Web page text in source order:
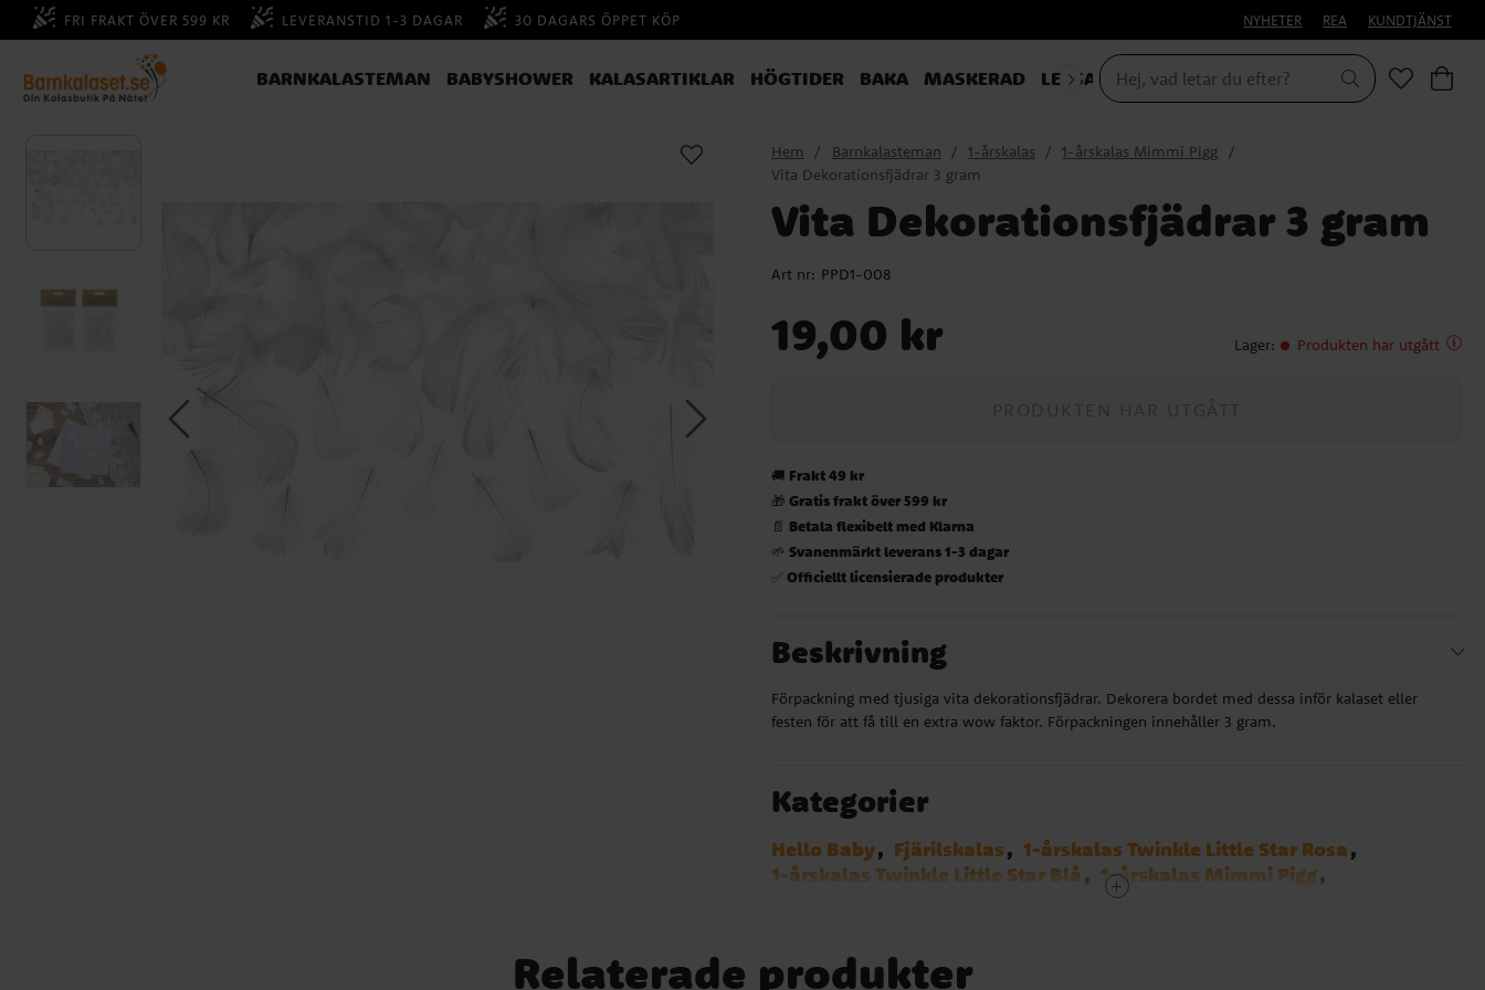
FRI FRAKT ÖVER 599 KR LEVERANSTID 1-3 DAGAR 30 DAGARS ÖPPET KÖP NYHETER REA KUNDTJÄNST
BARNKALASTEMAN BABYSHOWER KALASARTIKLAR HÖGTIDER BAKA MASKERAD LEKSAKER & PRESENTER
Hem Barnkalasteman 1-årskalas
1-årskalas Mimmi Pigg
Vita Dekorationsfjädrar 3 gram
Vita Dekorationsfjädrar 3 gram
Art nr: PPD1-008
19,00 kr Lager: Produkten har utgått
🚚 Frakt 49 kr
🎁Gratis frakt över 599 kr
📄 Betala flexibelt med Klarna
🌱Svanenmärkt leverans 1-3 dagar
✅Officiellt licensierade produkter
Beskrivning
Förpackning med tjusiga vita dekorationsfjädrar. Dekorera bordet med dessa inför kalaset eller
festen för att få till en extra wow faktor. Förpackningen innehåller 3 gram.
Kategorier
Hello Baby Fjärilskalas
1-årskalas Twinkle Little Star Rosa
1-årskalas Twinkle Little Star Blå
1-årskalas Mimmi Pigg
1-årskalas Bondgård
Babyshower
Relaterade produkter